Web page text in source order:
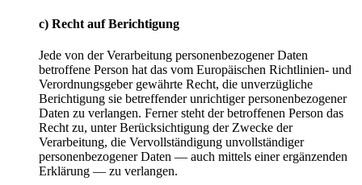
c) Recht auf Berichtigung
Jede von der Verarbeitung personenbezogener Daten
betroffene Person hat das vom Europäischen Richtlinien- und
Verordnungsgeber gewährte Recht, die unverzügliche
Berichtigung sie betreffender unrichtiger personenbezogener
Daten zu verlangen. Ferner steht der betroffenen Person das
Recht zu, unter Berücksichtigung der Zwecke der
Verarbeitung, die Vervollständigung unvollständiger
personenbezogener Daten — auch mittels einer ergänzenden
Erklärung — zu verlangen.